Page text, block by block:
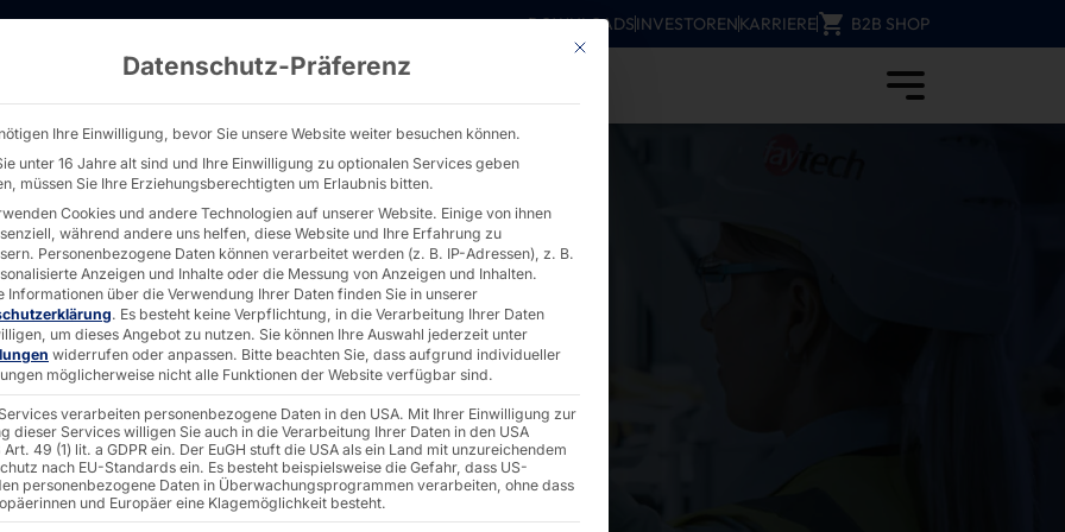
DOWNLOADSINVESTORENKARRIERE B2B SHOP
Industrielles IoT & Digitale Infrastruktur - Pyramid Computer
IoT &
Robuste Hardware und zuverlässige
Mit diesem Button wird der Dialog geschlossen. Seine Funktionalität
Datenschutz-Präferenz
Ihre Einwilligung, bevor Sie unsere Website weiter besuchen können.
unter 16 Jahre alt sind und Ihre Einwilligung zu optionalen Services geben
müssen Sie Ihre Erziehungsberechtigten um Erlaubnis bitten.
Cookies und andere Technologien auf unserer Website. Einige von ihnen
während andere uns helfen, diese Website und Ihre Erfahrung zu
Personenbezogene Daten können verarbeitet werden (z. B. IP-Adressen), z. B.
Anzeigen und Inhalte oder die Messung von Anzeigen und Inhalten.
Informationen über die Verwendung Ihrer Daten finden Sie in unserer
. Es besteht keine Verpflichtung, in die Verarbeitung Ihrer Daten
um dieses Angebot zu nutzen. Sie können Ihre Auswahl jederzeit unter
widerrufen oder anpassen. Bitte beachten Sie, dass aufgrund individueller
möglicherweise nicht alle Funktionen der Website verfügbar sind.
verarbeiten personenbezogene Daten in den USA. Mit Ihrer Einwilligung zur
dieser Services willigen Sie auch in die Verarbeitung Ihrer Daten in den USA
49 (1) lit. a GDPR ein. Der EuGH stuft die USA als ein Land mit unzureichendem
nach EU-Standards ein. Es besteht beispielsweise die Gefahr, dass US-
personenbezogene Daten in Überwachungsprogrammen verarbeiten, ohne dass
und Europäer eine Klagemöglichkeit besteht.